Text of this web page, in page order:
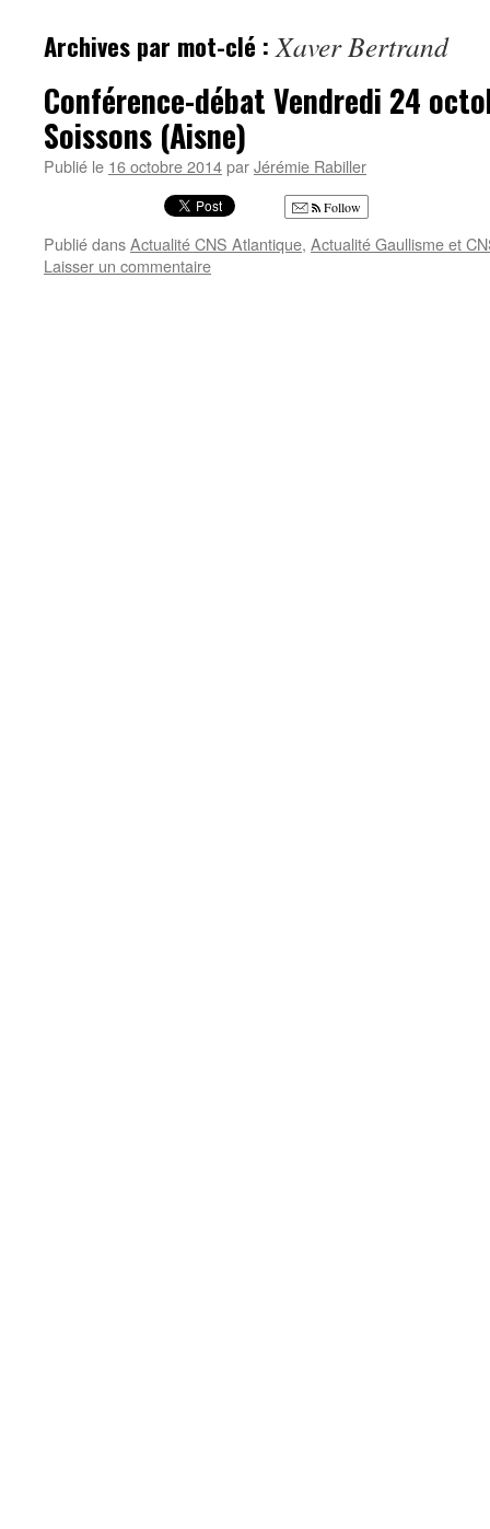
Archives par mot-clé : Xaver Bertrand
Conférence-débat Vendredi 24
Soissons (Aisne)
Publié le 16 octobre 2014parJérémie Rabiller
Follow
Publié dansActualité CNS Atlantique, Actualité Gaullisme et
Laisser un commentaire